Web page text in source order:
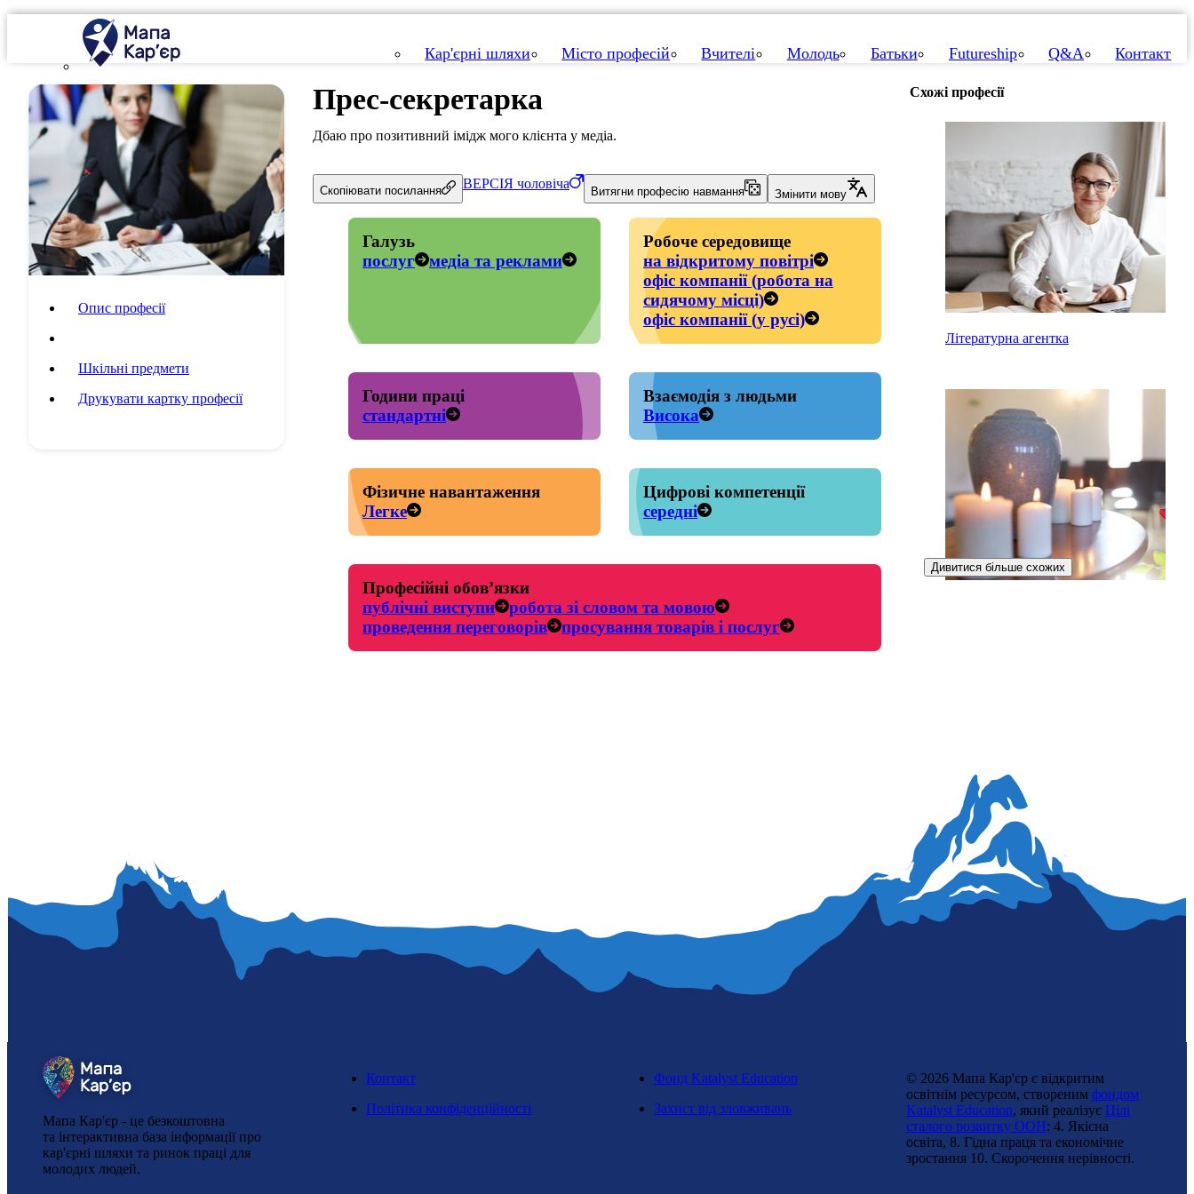
Кар'єрні шляхи Місто професій Вчителі Молодь Батьки Futureship Q&A Контакт
Опис професії
Шкільні предмети
Друкувати картку професії
Прес-секретарка
Дбаю про позитивний імідж мого клієнта у медіа.
Скопіювати посилання ВЕРСІЯ чоловіча
Витягни професію навмання Змінити мову
Галузь
послуг
медіа та реклами
Робоче середовище
на відкритому повітрі
офіс компанії (робота на
сидячому місці)
офіс компанії (у русі)
Години праці
стандартні
Взаємодія з людьми
Висока
Фізичне навантаження
Легке
Цифрові компетенції
середні
Професійні обов’язки
публічні виступи
робота зі словом та мовою
проведення переговорів
просування товарів і послуг
Схожі професії
Літературна агентка
Радіоведуча
Спортивна коментаторка
Дивитися більше схожих
Мапа Кар'єр - це безкоштовна
та інтерактивна база інформації про
кар'єрні шляхи та ринок праці для
молодих людей.
Контакт
Політика конфіденційності
Фонд Katalyst Education
Захист від зловживань
© 2026 Мапа Кар'єр є відкритим
освітнім ресурсом, створеним фондом
Katalyst Education, який реалізує Цілі
сталого розвитку ООН: 4. Якісна
освіта, 8. Гідна праця та економічне
зростання 10. Cкорочення нерівності.